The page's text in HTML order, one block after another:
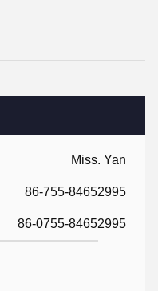
Miss. Yan
86-755-84652995
86-0755-84652995